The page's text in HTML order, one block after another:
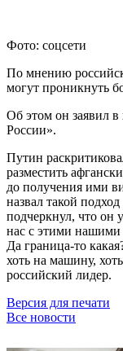
Фото: соцсети
По мнению
могут проникнуть
Об этом он заявил в
России».
Путин
разместить
до получения ими
назвал такой
подчеркнул, что он
нас с этими нашими
Да граница-то
хоть на машину,
российский лидер.
Версия для печати
Все новости